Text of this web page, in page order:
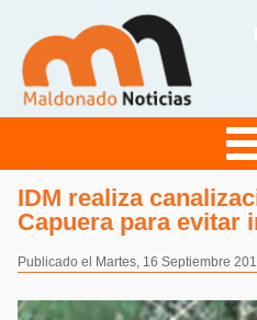
IDM realiza
Capuera para evitar
Publicado el Martes, 16 Septiembre